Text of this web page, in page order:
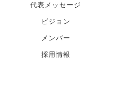
代表メッセージ
ビジョン
メンバー
採用情報